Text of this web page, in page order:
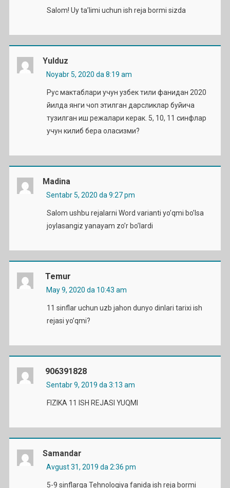
Salom! Uy ta’limi uchun ish reja bormi sizda
Yulduz
Noyabr 5, 2020 da 8:19 am
Рус мактаблари учун узбек тили фанидан 2020
йилда янги чоп этилган дарсликлар буйича
тузилган иш режалари керак. 5, 10, 11 синфлар
учун килиб бера оласизми?
Madina
Sentabr 5, 2020 da 9:27 pm
Salom ushbu rejalarni Word varianti yo’qmi bo’lsa
joylasangiz yanayam zo’r bo’lardi
Temur
May 9, 2020 da 10:43 am
11 sinflar uchun uzb jahon dunyo dinlari tarixi ish
rejasi yo’qmi?
906391828
Sentabr 9, 2019 da 3:13 am
FIZIKA 11 ISH REJASI YUQMI
Samandar
Avgust 31, 2019 da 2:36 pm
5-9 sinflarga Tehnologiya fanida ish reja bormi